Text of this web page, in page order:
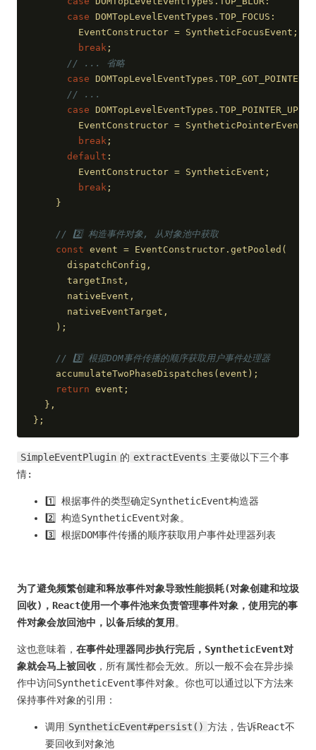
case DOMTopLevelEventTypes.TOP_FOCUS:
        EventConstructor = SyntheticFocusEvent;
break ;
// ... 省略
case
// ...
case DOMTopLevelEventTypes.TOP_POINTER_UP:
        EventConstructor = SyntheticPointerEvent;
break ;
default :
        EventConstructor = SyntheticEvent;
break ;
    }
// 2️⃣ 构造事件对象, 从对象池中获取
const event = EventConstructor.getPooled(
      dispatchConfig,
      targetInst,
      nativeEvent,
      nativeEventTarget,
    );
// 3️⃣ 根据DOM事件传播的顺序获取用户事件处理器
    accumulateTwoPhaseDispatches(event);
return event;
  },
};
SimpleEventPlugin 的 extractEvents 主要做以下三个事
情:
1️⃣ 根据事件的类型确定SyntheticEvent构造器
2️⃣ 构造SyntheticEvent对象。
3️⃣ 根据DOM事件传播的顺序获取用户事件处理器列表
为了避免频繁创建和释放事件对象导致性能损耗(对象创建和垃圾
回收)，React使用一个事件池来负责管理事件对象，使用完的事
件对象会放回池中，以备后续的复用 。
这也意味着， 在事件处理器同步执行完后，SyntheticEvent对
象就会马上被回收 ，所有属性都会无效。所以一般不会在异步操
作中访问SyntheticEvent事件对象。你也可以通过以下方法来
保持事件对象的引用：
调用 SyntheticEvent#persist() 方法，告诉React不
要回收到对象池